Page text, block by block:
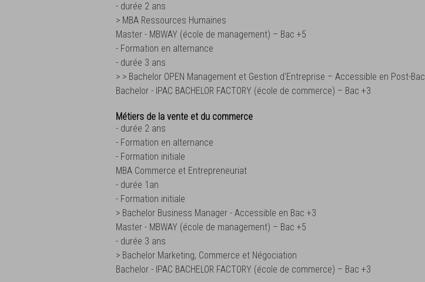
- durée 2 ans
> MBA Ressources Humaines
Master - MBWAY (école de management) – Bac +5
- Formation en alternance
- durée 3 ans
> > Bachelor OPEN Management et Gestion d'Entreprise – Accessible en Post-Bac
Bachelor - IPAC BACHELOR FACTORY (école de commerce) – Bac +3
Métiers de la vente et du commerce
- durée 2 ans
- Formation en alternance
- Formation initiale
MBA Commerce et Entrepreneuriat
- durée 1an
- Formation initiale
> Bachelor Business Manager - Accessible en Bac +3
Master - MBWAY (école de management) – Bac +5
- durée 3 ans
> Bachelor Marketing, Commerce et Négociation
Bachelor - IPAC BACHELOR FACTORY (école de commerce) – Bac +3